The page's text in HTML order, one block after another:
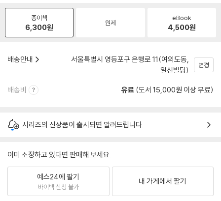
종이책
6,300원 원제
eBook
4,500원
배송안내
서울특별시 영등포구 은행로 11(여의도동,
일신빌딩)
변경
배송비 유료 (도서 15,000원 이상 무료)
시리즈의 신상품이 출시되면 알려드립니다.
이미 소장하고 있다면 판매해 보세요.
예스24에 팔기
바이백 신청 불가
내 가게에서 팔기